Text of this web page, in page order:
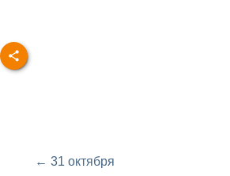
← 31 октября